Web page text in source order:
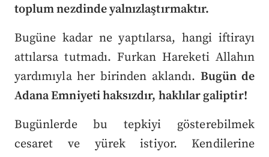
toplum nezdinde yalnızlaştırmaktır.
Bugüne kadar ne yaptılarsa, hangi iftirayı
attılarsa tutmadı. Furkan Hareketi Allahın
yardımıyla her birinden aklandı.Bugün de
Adana Emniyeti haksızdır, haklılar galiptir!
Bugünlerde bu tepkiyi gösterebilmek
cesaret ve yürek istiyor. Kendilerine